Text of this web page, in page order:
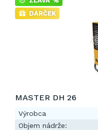
DARČEK
MASTER DH 26
Výrobca
Objem nádrže: